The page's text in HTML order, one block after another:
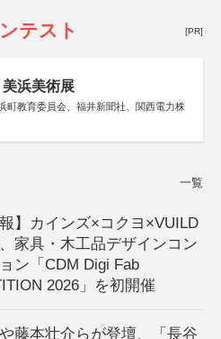
テスト [PR]
浜美術展
町教育委員会、福井新聞社、関西電力株
一覧
報】カインズ×コクヨ×VUILD
家具・木工品デザインコン
ン「CDM Digi Fab
2026」を初開催
藤本壮介らが登壇、「長谷